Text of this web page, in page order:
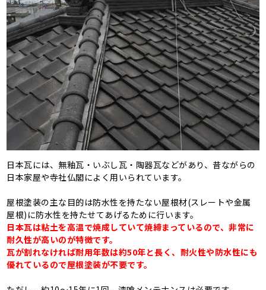
日本瓦には、無釉瓦・いぶし瓦・陶器瓦などがあり、昔ながらの
日本家屋や寺社仏閣によく用いられています。
屋根塗装の主な目的は防水性を持たない屋根材(スレートや金属
屋根)に防水性を持たせてあげるために行います。
日本瓦は粘土を高温で焼成していて焼締まっているので、非常に
耐久性が高いのが特徴です。
瓦が割れなければ耐用年数は約50年と長く、耐火性や防水性にも
優れているので屋根塗装が不要です。